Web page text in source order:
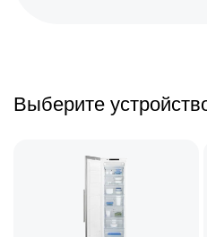
Выберите